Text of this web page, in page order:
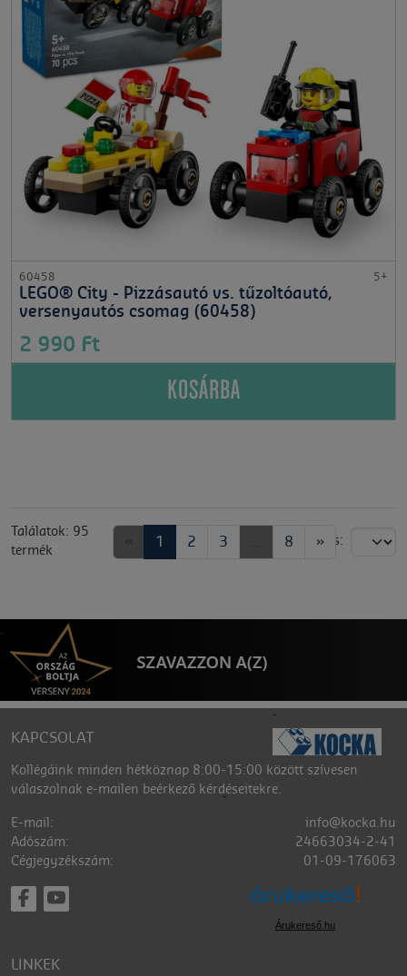
60458 5+
LEGO® City - Pizzásautó vs. tűzoltóautó,
versenyautós csomag (60458)
2 990 Ft
KOSÁRBA
Találatok: 95
termék
1 2 3 8 »
Rendezés:
KAPCSOLAT
Kollégáink minden hétköznap 8:00-15:00 között szívesen
válaszolnak e-mailen beérkező kérdéseitekre.
E-mail:
info@kocka.hu
Adószám:
24663034-2-41
Cégjegyzékszám:
01-09-176063
Árukereső.hu
LINKEK